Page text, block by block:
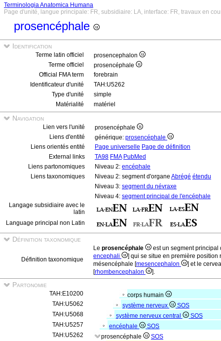
Terminologia Anatomica Humana
Page d'unité, langue principale: FR, subsidiaire: LA, interface: FR, travaux en
prosencéphale
Identification
Terme latin officiel
prosencephalon
Terme officiel
prosencéphale
Official FMA term
forebrain
Identificateur d'unité
TAH:U5262
Type d'unité
simple
Matérialité
matériel
Navigation
Lien vers l'unité
prosencéphale
Liens d'entité
générique: prosencéphale
Liens orientés entité
Page universelle Page de définition
External links
TA98 FMA PubMed
Liens partonomiques
Niveau 2: encéphale
Liens taxonomiques
Niveau 2: segment d'organe Abrégé étendu
Niveau 3: segment du névraxe
Niveau 4: segment principal de l'encéphale
Langage subsidiaire avec le
latin
Language principal non Latin
Définition taxonomique
Définition taxonomique
Le prosencéphale
est un segment
encephali
] qui se situe en première
mésencéphale [mesencephalon
] et le
[rhombencephalon ].
Partonomie
TAH:E10200
corps humain
TAH:U5062
système nerveux
SOS
TAH:U5068
système nerveux central
SOS
TAH:U5257
encéphale
SOS
TAH:U5262
prosencéphale
SOS